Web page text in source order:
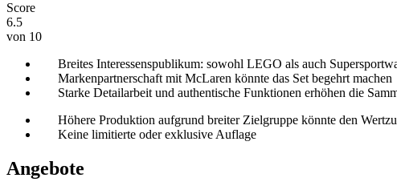
Score
6.5
von 10
Breites Interessenspublikum: sowohl LEGO als auch
Markenpartnerschaft mit McLaren könnte das Set begehrt machen
Starke Detailarbeit und authentische Funktionen erhöhen die
Höhere Produktion aufgrund breiter Zielgruppe könnte den
Keine limitierte oder exklusive Auflage
Angebote